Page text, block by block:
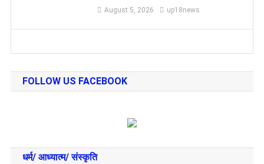
August 5, 2026 up18news
FOLLOW US FACEBOOK
धर्म/ आध्‍यात्‍म/ संस्‍कृति